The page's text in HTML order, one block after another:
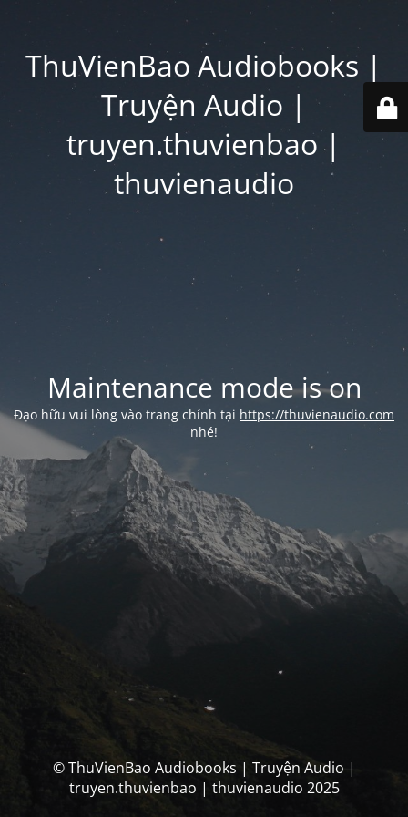
ThuVienBao Audiobooks |
Truyện Audio |
truyen.thuvienbao |
thuvienaudio
Maintenance mode is on
Đạo hữu vui lòng vào trang chính tại https://thuvienaudio.com
nhé!
© ThuVienBao Audiobooks | Truyện Audio |
truyen.thuvienbao | thuvienaudio 2025